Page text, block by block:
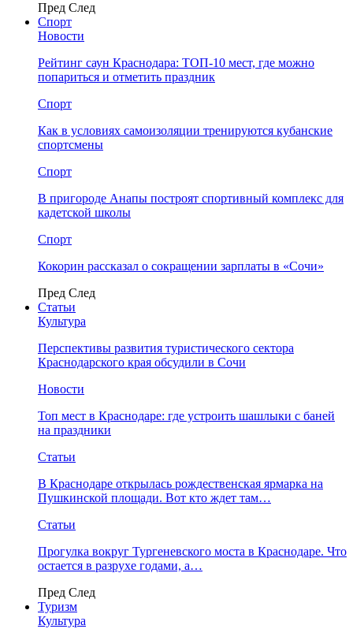
Пред След
Спорт
Новости
Рейтинг саун Краснодара: ТОП-10 мест, где можно
попариться и отметить праздник
Спорт
Как в условиях самоизоляции тренируются кубанские
спортсмены
Спорт
В пригороде Анапы построят спортивный комплекс для
кадетской школы
Спорт
Кокорин рассказал о сокращении зарплаты в «Сочи»
Пред След
Статьи
Культура
Перспективы развития туристического сектора
Краснодарского края обсудили в Сочи
Новости
Топ мест в Краснодаре: где устроить шашлыки с баней
на праздники
Статьи
В Краснодаре открылась рождественская ярмарка на
Пушкинской площади. Вот кто ждет там…
Статьи
Прогулка вокруг Тургеневского моста в Краснодаре. Что
остается в разрухе годами, а…
Пред След
Туризм
Культура